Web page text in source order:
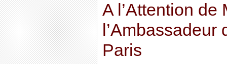
A l’Attention de
Paris